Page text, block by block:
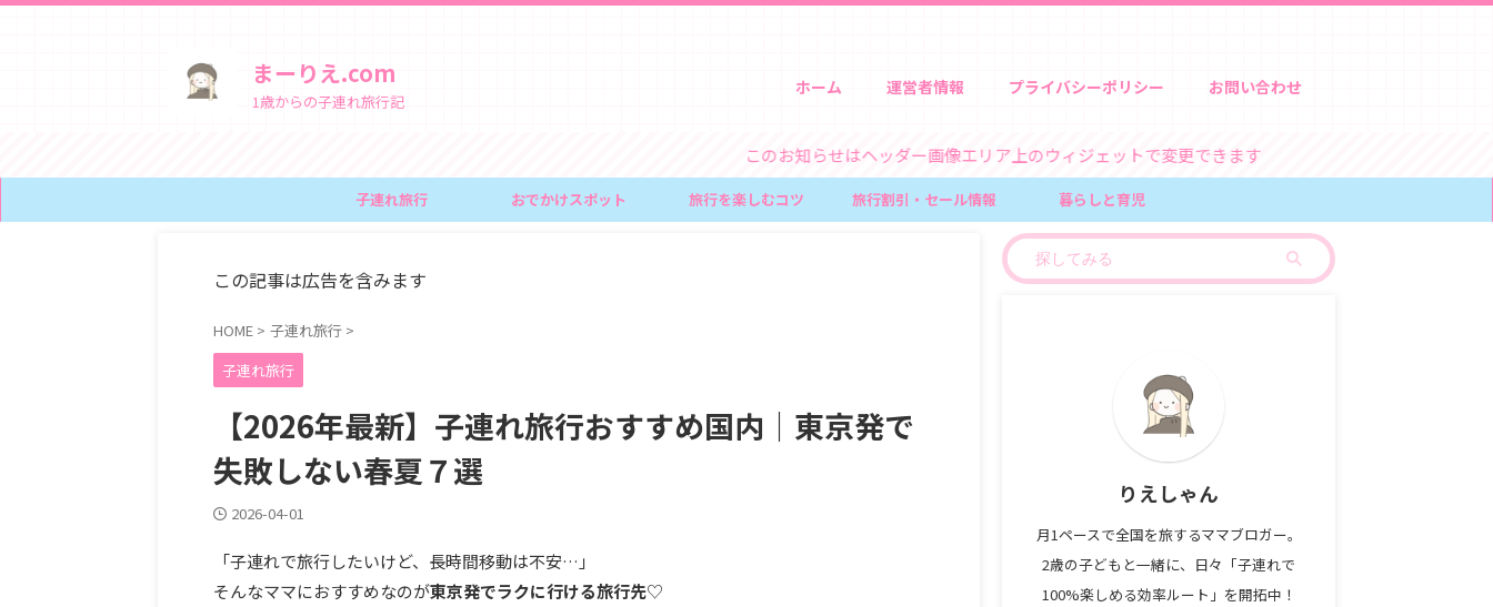
まーりえ.com
1歳からの子連れ旅行記
ホーム 運営者情報 プライバシーポリシー お問い合わせ
このお知らせはヘッダー画像エリア上のウィジェットで変更できます
子連れ旅行 おでかけスポット 旅行を楽しむコツ 旅行割引・セール情報 暮らしと育児
この記事は広告を含みます
HOME > 子連れ旅行 >
子連れ旅行
【2026年最新】子連れ旅行おすすめ国内｜東京発で
失敗しない春夏７選
2026-04-01
「子連れで旅行したいけど、長時間移動は不安…」
そんなママにおすすめなのが東京発でラクに行ける旅行先♡
りえしゃん
月1ペースで全国を旅するママブロガー。
2歳の子どもと一緒に、日々「子連れで
100%楽しめる効率ルート」を開拓中！